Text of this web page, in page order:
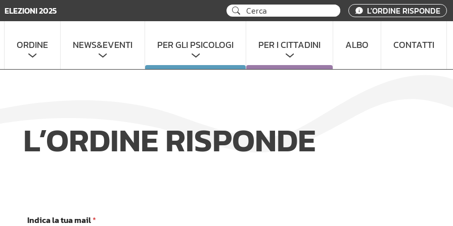
ELEZIONI 2025 L'ORDINE RISPONDE
ORDINE NEWS&EVENTI PER GLI PSICOLOGI PER I CITTADINI ALBO CONTATTI
L’ORDINE RISPONDE
Indica la tua mail*